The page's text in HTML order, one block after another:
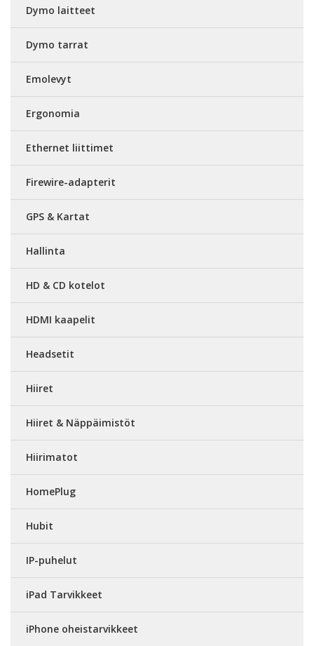
Dymo laitteet
Dymo tarrat
Emolevyt
Ergonomia
Ethernet liittimet
Firewire-adapterit
GPS & Kartat
Hallinta
HD & CD kotelot
HDMI kaapelit
Headsetit
Hiiret
Hiiret & Näppäimistöt
Hiirimatot
HomePlug
Hubit
IP-puhelut
iPad Tarvikkeet
iPhone oheistarvikkeet